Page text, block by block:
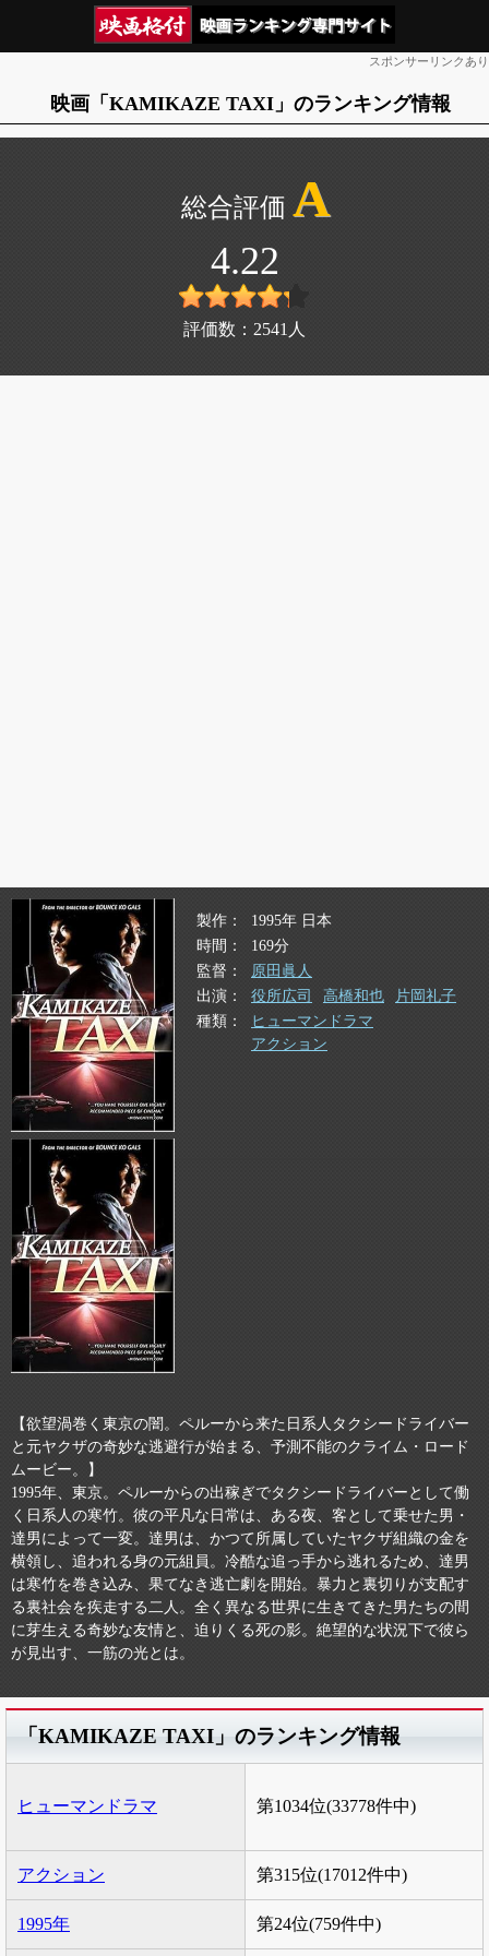
スポンサーリンクあり
映画「KAMIKAZE TAXI」のランキング情報
A
4.22
評価数： 2541 人
製作
1995年 日本
時間
169分
監督
原田眞人
出演
役所広司 高橋和也
片岡礼子
種類
ヒューマンドラマ
アクション
【欲望渦巻く東京の闇。ペルーから来た日系人タクシードライバー
と元ヤクザの奇妙な逃避行が始まる、予測不能のクライム・ロード
ムービー。】
1995年、東京。ペルーからの出稼ぎでタクシードライバーとして働
く日系人の寒竹。彼の平凡な日常は、ある夜、客として乗せた男・
達男によって一変。達男は、かつて所属していたヤクザ組織の金を
横領し、追われる身の元組員。冷酷な追っ手から逃れるため、達男
は寒竹を巻き込み、果てなき逃亡劇を開始。暴力と裏切りが支配す
る裏社会を疾走する二人。全く異なる世界に生きてきた男たちの間
に芽生える奇妙な友情と、迫りくる死の影。絶望的な状況下で彼ら
が見出す、一筋の光とは。
「KAMIKAZE TAXI」のランキング情報
ヒューマンドラマ 第1034位(33778件中)
アクション 第315位(17012件中)
1995年 第24位(759件中)